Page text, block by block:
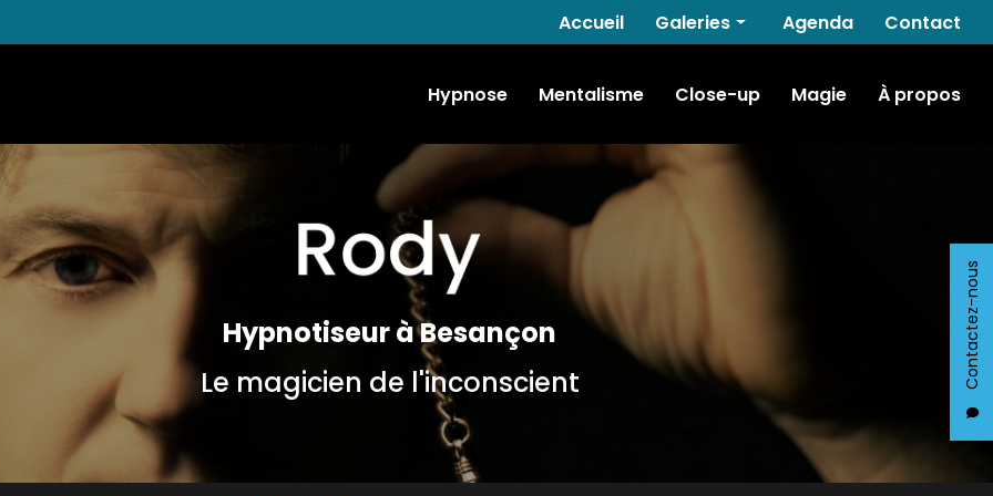
Navigation secondaire
Accueil Galeries
Mentalisme
Close-up
Magie
Agenda Contact
Contactez-nous
Hypnose
Mentalisme Close-up Magie À propos
Hypnotiseur à Besançon
Le magicien de l'inconscient